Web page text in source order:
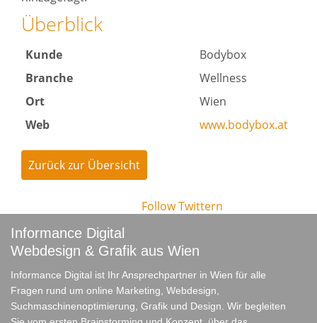
Überblick
Kunde
Bodybox
Branche
Wellness
Ort
Wien
Web
www.bodybox.at
Zurück zur Übersicht
FollowTwittern
Informance Digital
Webdesign & Grafik aus Wien
Informance Digital ist Ihr Ansprechpartner in Wien für alle
Fragen rund um online Marketing, Webdesign,
Suchmaschinenoptimierung, Grafik und Design. Wir begleiten